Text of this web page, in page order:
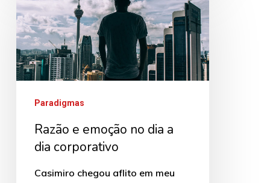
e
emoção
no
dia
corporativo
Paradigmas
Razão e emoção no dia a
dia corporativo
Casimiro chegou aflito em meu